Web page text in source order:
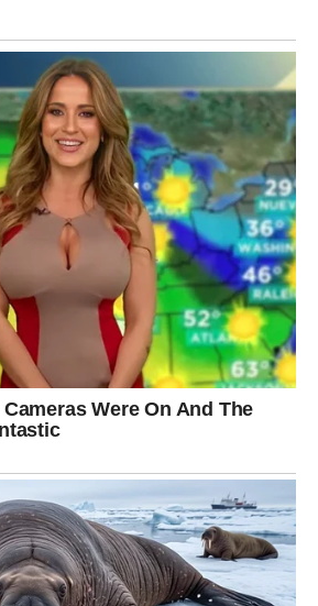
novac dolazi i odlazi bez reda, da se
da se ne zna gde tačno odlazi
menja jer Blizanci:
odluku,
izvor prihoda,
koja je bila nestabilna.
koje se brzo pretvaraju u
posao, kraći projekti ili
komunikaciju, trgovinu, online
koji su ranije bili samo ideja. Novac
i jasnije, jer prestaje unutrašnji haos.
Blizance:Kada se fokusiraš, novac
rasipaš, on beži.